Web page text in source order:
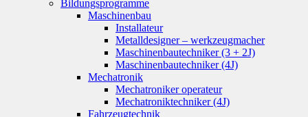
Bildungsprogramme
Maschinenbau
Installateur
Metalldesigner – werkzeugmacher
Maschinenbautechniker (3 + 2J)
Maschinenbautechniker (4J)
Mechatronik
Mechatroniker operateur
Mechatroniktechniker (4J)
Fahrzeugtechnik